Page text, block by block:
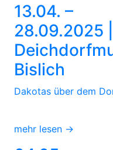
13.04. –
28.09.2025 |
Bislich
Dakotas über dem
mehr lesen →